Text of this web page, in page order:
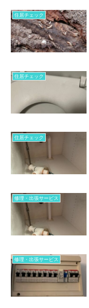
住居チェック
住居チェック
住居チェック
修理・出張サービス
修理・出張サービス